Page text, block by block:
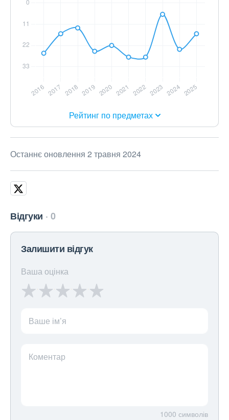
Рейтинг по предметах
Останнє оновлення 2 травня 2024
Відгуки 0
Залишити відгук
Ваша оцінка
Ваше ім’я
Коментар
1000 символів